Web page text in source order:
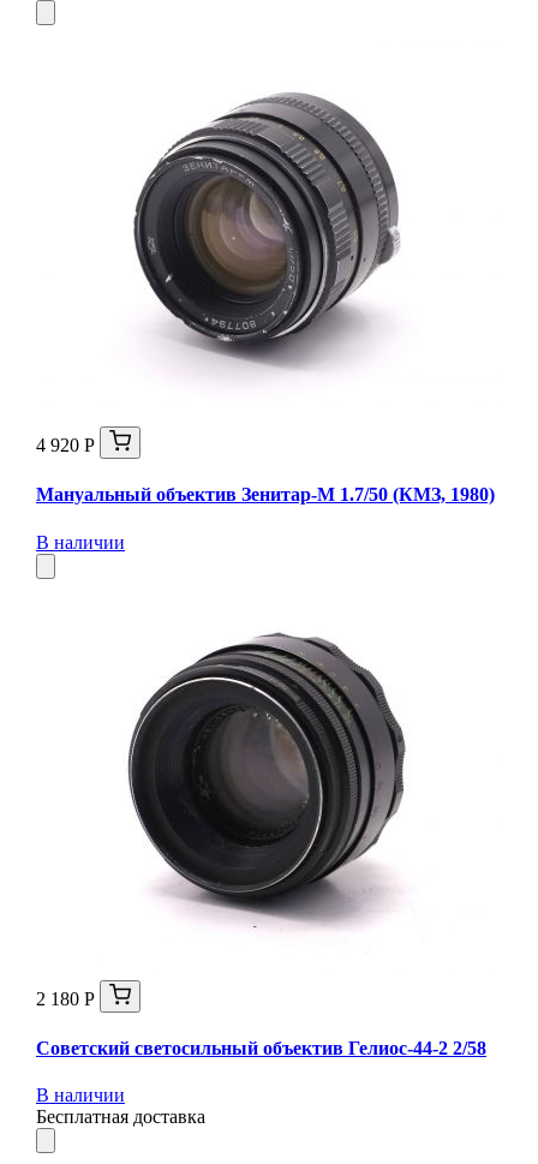
4 920 Р
Мануальный объектив Зенитар-М 1.7/50 (КМЗ, 1980)
В наличии
2 180 Р
Советский светосильный объектив Гелиос-44-2 2/58
В наличии
Бесплатная доставка